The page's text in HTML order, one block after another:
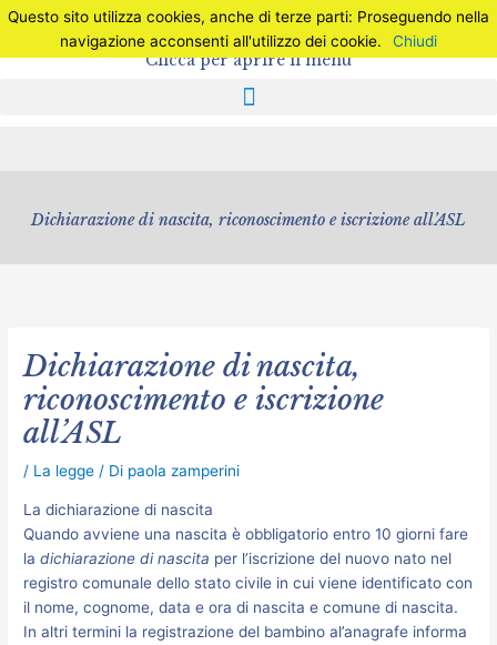
Vai
contenuto
Clicca per aprire il menu
Dichiarazione di nascita, riconoscimento e iscrizione all’ASL
Dichiarazione di nascita,
riconoscimento e iscrizione
all’ASL
/ La legge / Di paola zamperini
La dichiarazione di nascita
Quando avviene una nascita è obbligatorio entro 10 giorni fare
ladichiarazione di nascita per l’iscrizione del nuovo nato nel
registro comunale dello stato civile in cui viene identificato con
il nome, cognome, data e ora di nascita e comune di nascita.
In altri termini la registrazione del bambino al’anagrafe informa
C
Questo sito utilizza cookies, anche di terze parti: Proseguendo nella
navigazione acconsenti all'utilizzo dei cookie.
Chiudi